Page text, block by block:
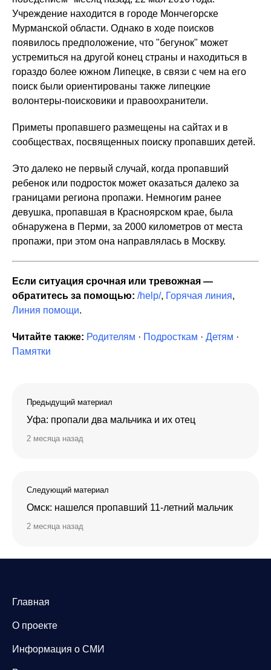
Учреждение находится в городе Мончегорске
Мурманской области. Однако в ходе поисков
появилось предположение, что "бегунок" может
устремиться на другой конец страны и находиться в
гораздо более южном Липецке, в связи с чем на его
поиск были ориентированы также липецкие
волонтеры-поисковики и правоохранители.
Приметы пропавшего размещены на сайтах и в
сообществах, посвященных поиску пропавших детей.
Это далеко не первый случай, когда пропавший
ребенок или подросток может оказаться далеко за
границами региона пропажи. Немногим ранее
девушка, пропавшая в Красноярском крае, была
обнаружена в Перми, за 2000 километров от места
пропажи, при этом она направлялась в Москву.
Если ситуация срочная или тревожная —
обратитесь за помощью: /help/, Горячая линия,
Линия помощи.
Читайте также: Родителям · Подросткам · Детям ·
Памятки
Предыдущий материал
Уфа: пропали два мальчика и их отец
2 месяца назад
Следующий материал
Омск: нашелся пропавший 11-летний мальчик
2 месяца назад
Главная
О проекте
Информация о СМИ